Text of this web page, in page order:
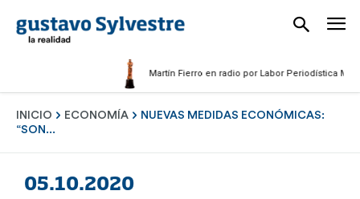
Martín Fierro en radio por Labor Periodística
INICIO ECONOMÍA
NUEVAS MEDIDAS ECONÓMICAS:
“SON...
05.10.2020